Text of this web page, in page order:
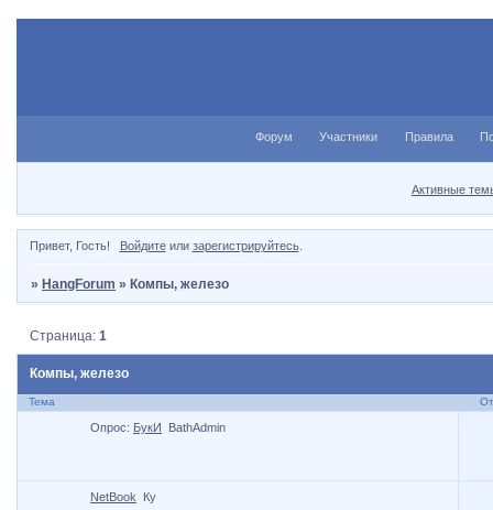
Форум Участники Правила
Активные
Привет, Гость! Войдитеили зарегистрируйтесь.
»HangForum »Компы, железо
Компы, железо
Страница:1
Тема
Опрос: БукИ BathAdmin
NetBook Ку